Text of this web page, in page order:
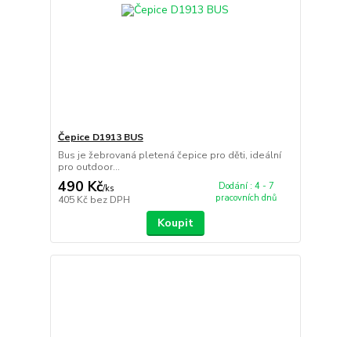
Čepice D1913 BUS
Bus je žebrovaná pletená čepice pro děti, ideální
pro outdoor...
490 Kč/ks
405 Kč bez DPH
Dodání : 4 - 7
pracovních dnů
Koupit